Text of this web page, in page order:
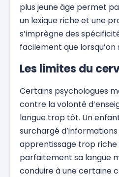
plus jeune âge permet
un lexique riche et une
s’imprègne des
facilement que lorsqu’on
Les limites du
Certains psychologues
contre la volonté
langue trop tôt. Un
surchargé
apprentissage trop riche
parfaitement sa langue
conduire à une certaine